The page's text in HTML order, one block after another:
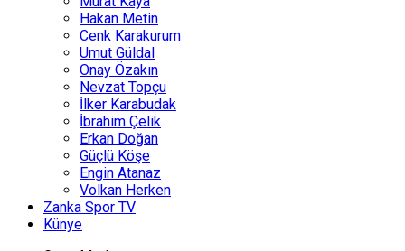
Hakan Metin
Cenk Karakurum
Umut Güldal
Onay Özakın
Nevzat Topçu
İlker Karabudak
İbrahim Çelik
Erkan Doğan
Güçlü Köşe
Engin Atanaz
Volkan Herken
Zanka Spor TV
Künye